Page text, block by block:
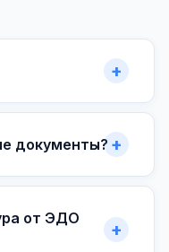
документы?
от ЭДО